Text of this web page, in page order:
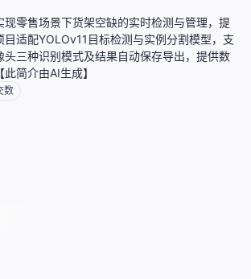
现零售场景下货架空缺的实时检测与管理，提
目适配YOLOv11目标检测与实例分割模型，支
头三种识别模式及结果自动保存导出，提供数
简介由AI生成】
数